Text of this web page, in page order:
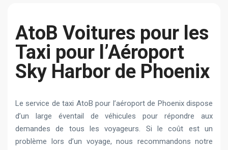
AtoB Voitures pour les
Taxi pour l’Aéroport
Sky Harbor de Phoenix
Le service de taxi AtoB pour l’aéroport de Phoenix dispose
d’un large éventail de véhicules pour répondre aux
demandes de tous les voyageurs. Si le coût est un
problème lors d’un voyage, nous recommandons notre